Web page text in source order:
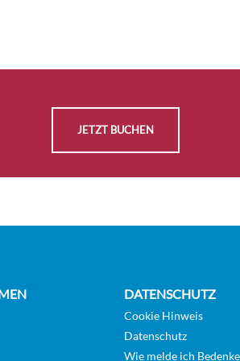
Auf
AnfrageJETZT BUCHEN
DATENSCHUTZ
Cookie Hinweis
Datenschutz
Wie melde ich